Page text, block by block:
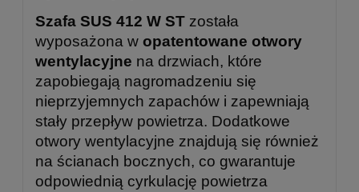
Szafa SUS 412 W ST została
wyposażona w opatentowane otwory
wentylacyjne na drzwiach, które
zapobiegają nagromadzeniu się
nieprzyjemnych zapachów i zapewniają
stały przepływ powietrza. Dodatkowe
otwory wentylacyjne znajdują się również
na ścianach bocznych, co gwarantuje
odpowiednią cyrkulację powietrza